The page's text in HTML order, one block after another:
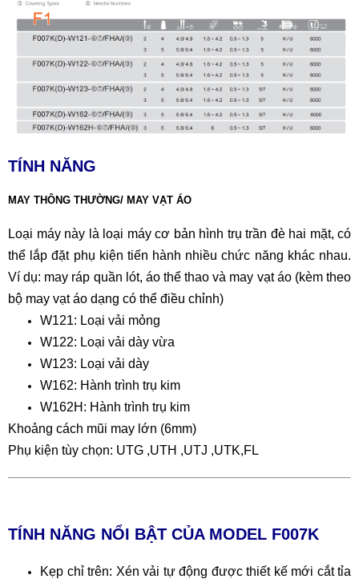
TÍNH NĂNG
MAY THÔNG THƯỜNG/ MAY VẠT ÁO
Loại máy này là loại máy cơ bản hình trụ trần đè hai mặt, có
thể lắp đặt phụ kiện tiến hành nhiều chức năng khác nhau.
Ví dụ: may ráp quần lót, áo thể thao và may vạt áo (kèm theo
bộ may vạt áo dạng có thể điều chỉnh)
W121: Loại vải mỏng
W122: Loại vải dày vừa
W123: Loại vải dày
W162: Hành trình trụ kim
W162H: Hành trình trụ kim
Khoảng cách mũi may lớn (6mm)
Phụ kiện tùy chọn: UTG ,UTH ,UTJ ,UTK,FL
TÍNH NĂNG NỔI BẬT CỦA MODEL F007K
Kẹp chỉ trên: Xén vải tự động được thiết kế mới cắt tỉa